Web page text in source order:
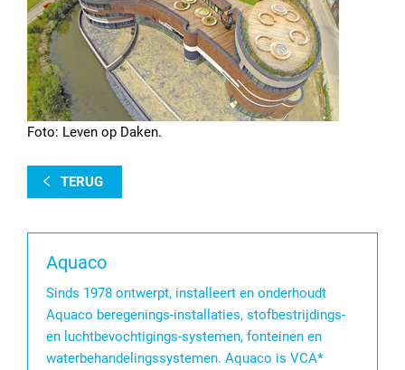
Foto: Leven op Daken.
TERUG
Aquaco
Sinds 1978 ontwerpt, installeert en onderhoudt
Aquaco beregenings-installaties, stofbestrijdings-
en luchtbevochtigings-systemen, fonteinen en
waterbehandelingssystemen. Aquaco is VCA*